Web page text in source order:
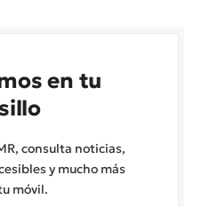
en tu
consulta noticias,
y mucho más
móvil.